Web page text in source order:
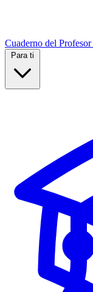
Cuaderno del Profesor